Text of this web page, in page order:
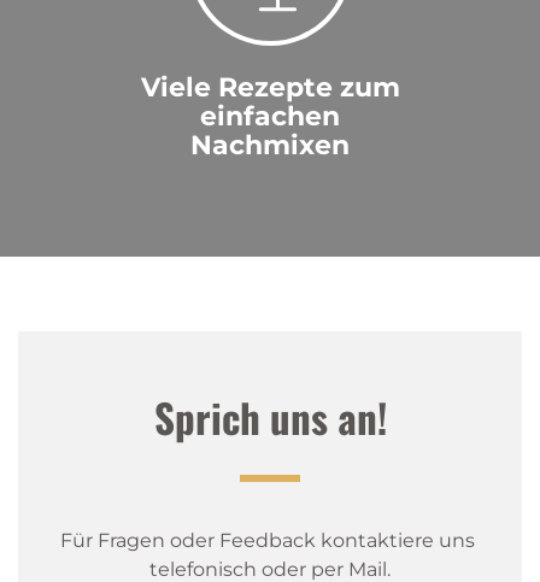
Viele Rezepte zum
einfachen
Nachmixen
Sprich uns an!
Für Fragen oder Feedback kontaktiere uns
telefonisch oder per Mail.